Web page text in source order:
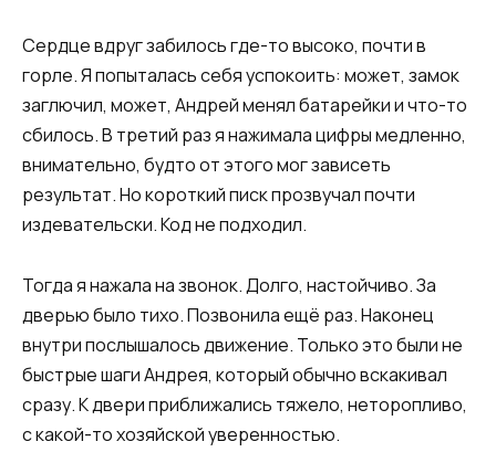
Сердце вдруг забилось где-то высоко, почти в
горле. Я попыталась себя успокоить: может, замок
заглючил, может, Андрей менял батарейки и что-то
сбилось. В третий раз я нажимала цифры медленно,
внимательно, будто от этого мог зависеть
результат. Но короткий писк прозвучал почти
издевательски. Код не подходил.
Тогда я нажала на звонок. Долго, настойчиво. За
дверью было тихо. Позвонила ещё раз. Наконец
внутри послышалось движение. Только это были не
быстрые шаги Андрея, который обычно вскакивал
сразу. К двери приближались тяжело, неторопливо,
с какой-то хозяйской уверенностью.